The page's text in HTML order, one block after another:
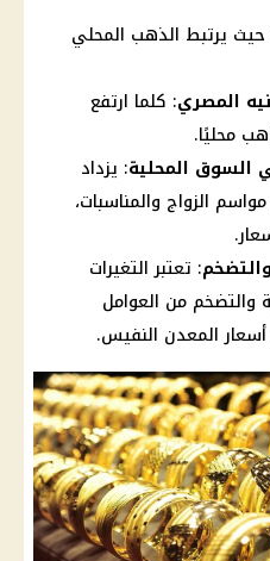
يرتبط الذهب المحلي
المصري: كلما ارتفع
محليًا.
السوق المحلية: يزداد
الزواج والمناسبات،
: تعتبر التغيرات
والتضخم من العوامل
المعدن النفيس.